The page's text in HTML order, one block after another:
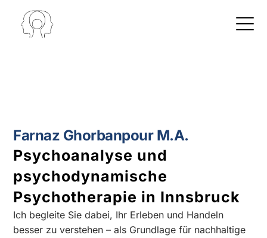
Farnaz Ghorbanpour M.A.
Psychoanalyse und
psychodynamische
Psychotherapie in Innsbruck
Ich begleite Sie dabei, Ihr Erleben und Handeln
besser zu verstehen – als Grundlage für nachhaltige